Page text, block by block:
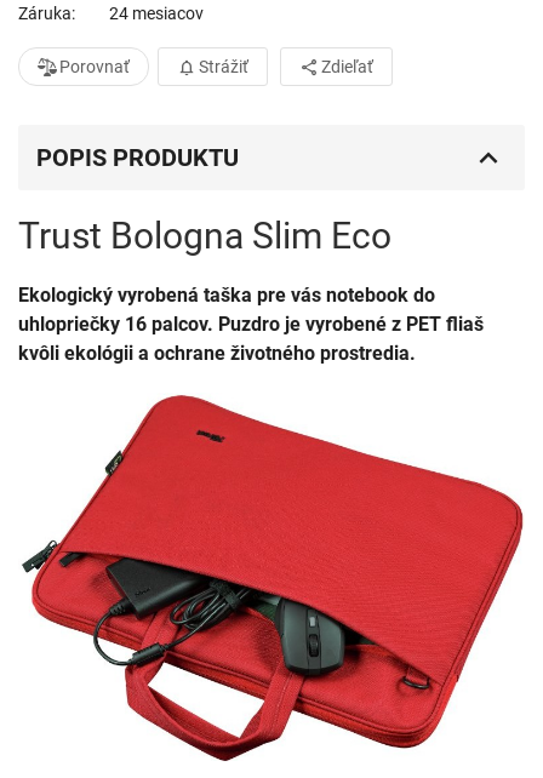
Záruka
24 mesiacov
Porovnať Strážiť Zdieľať
POPIS PRODUKTU
Trust Bologna Slim Eco
Ekologický vyrobená taška pre vás notebook do
uhlopriečky 16 palcov. Puzdro je vyrobené z PET fliaš
kvôli ekológii a ochrane životného prostredia.